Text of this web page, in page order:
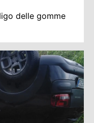
delle gomme